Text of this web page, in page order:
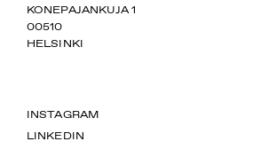
SUOMIAREENA
KONEPAJANKUJA 1
00510
HELSINKI
INSTAGRAM
LINKEDIN